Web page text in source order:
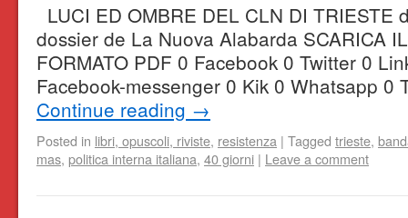
LUCI ED OMBRE DEL CLN DI TRIESTE
dossier de La Nuova Alabarda SCARICA
FORMATO PDF 0 Facebook 0 Twitter 0
Facebook-messenger 0 Kik 0 Whatsapp
Continue reading →
Posted in libri, opuscoli, riviste, resistenza | Tagged trieste,
mas, politica interna italiana, 40 giorni | Leave a comment